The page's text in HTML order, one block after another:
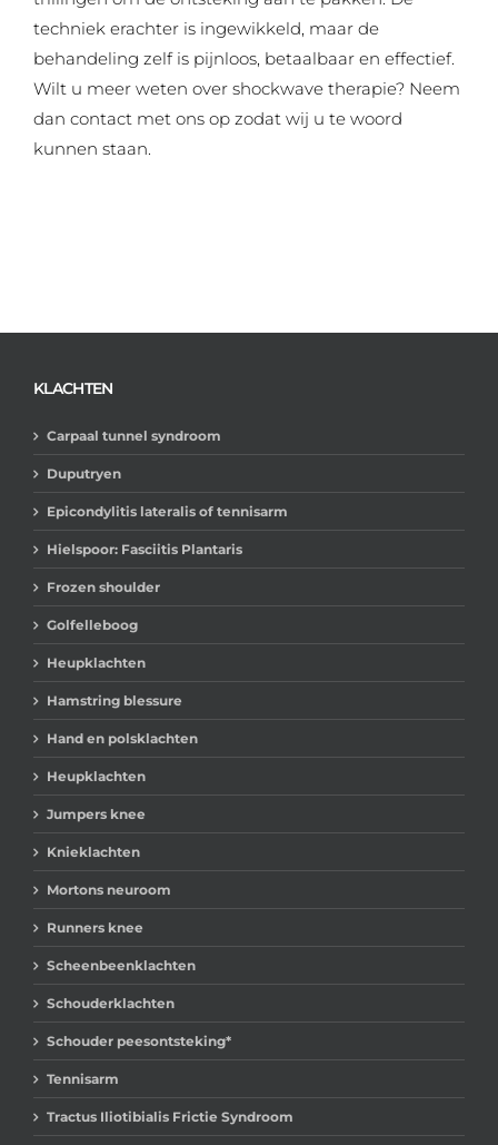
techniek erachter is ingewikkeld, maar de
behandeling zelf is pijnloos, betaalbaar en effectief.
Wilt u meer weten over shockwave therapie? Neem
dan contact met ons op zodat wij u te woord
kunnen staan.
KLACHTEN
Carpaal tunnel syndroom
Duputryen
Epicondylitis lateralis of tennisarm
Hielspoor: Fasciitis Plantaris
Frozen shoulder
Golfelleboog
Heupklachten
Hamstring blessure
Hand en polsklachten
Heupklachten
Jumpers knee
Knieklachten
Mortons neuroom
Runners knee
Scheenbeenklachten
Schouderklachten
Schouder peesontsteking*
Tennisarm
Tractus Iliotibialis Frictie Syndroom